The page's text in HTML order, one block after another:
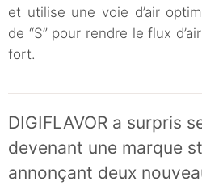
et utilise une voie d’air
de “S” pour rendre le flux
fort.
DIGIFLAVOR a surpris
devenant une marque
annonçant deux